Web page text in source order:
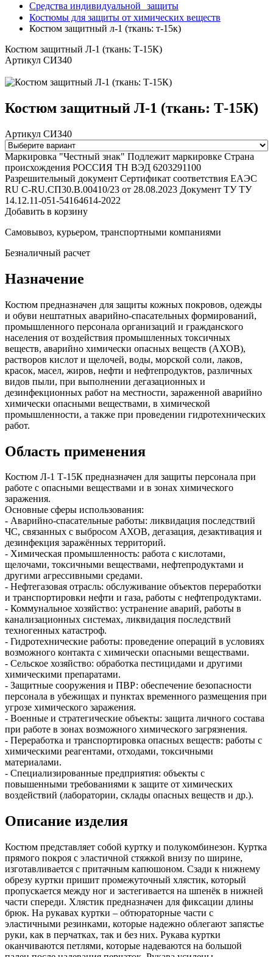
Средства индивидуальной защиты
Костюмы для защиты от химических веществ
Костюм защитный л-1 (ткань: т-15к)
Костюм защитный Л-1 (ткань: Т-15К)
Артикул СИЗ40
Костюм защитный Л-1 (ткань: Т-15К)
Артикул СИЗ40
Маркировка "Честный знак" Подлежит маркировке Страна
происхождения РОССИЯ ТН ВЭД 6203291100
Разрешительный документ Сертификат соответствия ЕАЭС
RU С-RU.СП30.В.00410/23 от 28.08.2023 Документ ТУ ТУ
14.12.11-051-54164614-2022
Добавить в корзину
Самовывоз, курьером, транспортными компаниями
Безналичный расчет
Назначение
Костюм предназначен для защиты кожных покровов, одежды
и обуви нештатных аварийно-спасательных формирований,
промышленного персонала организаций и гражданского
населения от воздействия промышленных токсичных
веществ, аварийно химически опасных веществ (АХОВ),
растворов кислот и щелочей, воды, морской соли, лаков,
красок, масел, жиров, нефти и нефтепродуктов, различных
видов пыли, при выполнении дегазационных и
дезинфекционных работ на местности, зараженной аварийно
химически опасными веществами, в химической
промышленности, а также при проведении гидротехнических
работ.
Область применения
Костюм Л‑1 Т‑15К предназначен для защиты персонала при
работе с опасными веществами и в зонах химического
заражения.
Основные сферы использования:
- Аварийно‑спасательные работы: ликвидация последствий
ЧС, связанных с выбросом АХОВ, дегазация, дезактивация и
дезинфекция заражённых территорий.
- Химическая промышленность: работа с кислотами,
щелочами, токсичными веществами, нефтепродуктами и
другими агрессивными средами.
- Нефтегазовая отрасль: обслуживание объектов переработки
и транспортировки нефти и газа, работы с нефтепродуктами.
- Коммунальное хозяйство: устранение аварий, работы в
канализационных системах, ликвидация последствий
техногенных катастроф.
- Гидротехнические работы: проведение операций в условиях
возможного контакта с химически опасными веществами.
- Сельское хозяйство: обработка пестицидами и другими
химическими препаратами.
- Защитные сооружения и ПВР: обеспечение безопасности
персонала в убежищах и пунктах временного размещения при
угрозе химического заражения.
- Военные и стратегические объекты: защита личного состава
при работе в зонах возможного химического загрязнения.
- Переработка и транспортировка опасных веществ: работы с
химическими реагентами, отходами, токсичными
материалами.
- Специализированные предприятия: объекты с
повышенными требованиями к защите от химических
воздействий (лаборатории, склады опасных веществ и др.).
Описание изделия
Костюм представляет собой куртку и полукомбинезон. Куртка
прямого покроя с эластичной стяжкой внизу по ширине,
изготавливается с притачным капюшоном. Сзади к нижнему
обрезу куртки пришит промежуточный хлястик, который
пропускается между ног и застегивается на шпенёк в нижней
части спереди. Хлястик предназначен для фиксации длины
брюк. На рукавах куртки – обтюраторные части с
эластичными резинками, которые надежно облегают запястье
руки, как в перчатках, так и без них. Рукава куртки
оканчиваются петлями, которые надеваются на большой